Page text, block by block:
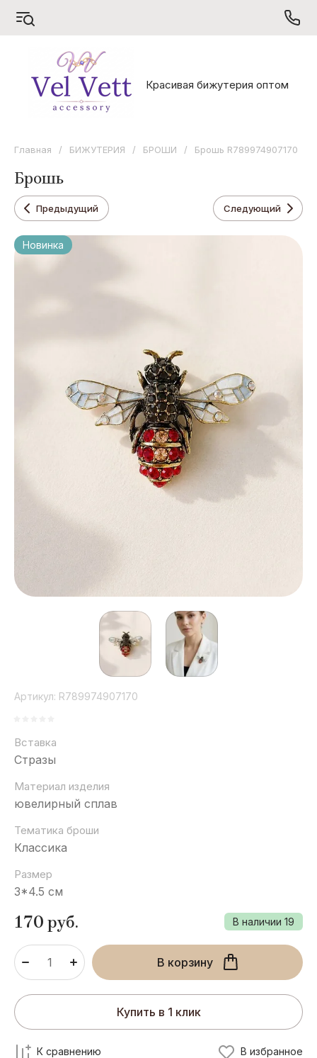
S
Sarrsa
V
Vel Vett
X
Красивая бижутерия оптом
Главная / БИЖУТЕРИЯ / БРОШИ / Брошь R789974907170
Брошь
Предыдущий Следующий
Новинка
Артикул: R789974907170
Вставка
Стразы
Материал изделия
ювелирный сплав
Тематика броши
Классика
Размер
3*4.5 см
В наличии 19
170 руб.
В корзину
Купить в 1 клик
К сравнению В избранное